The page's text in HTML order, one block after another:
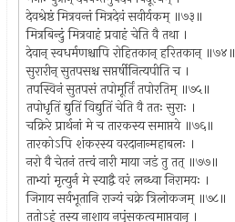
देवश्रेष्ठं मित्रवन्तं मित्रदेवं सवीर्यकम् ॥७३॥
मित्रबिन्दुं मित्रवाहं प्रवाहं चेति वै तथा ।
देवान् स्वधर्मणश्चापि रोहितकान् हरितकान् ॥७४॥
सुरारीन् सुतपसश्च सप्तर्षीनित्यपीति च ।
तपस्विनं सुतपसं तपोमूर्तिं तपोरतिम् ॥७५॥
तपोधृतिं द्युतिं विद्युतिं चेति वै ततः सुराः ।
चक्रिरे प्रार्थनां मे च तारकस्य समाप्तये ॥७६॥
तारकोऽपि शंकरस्य वरदानान्महाबलः ।
नरो वै चेतनं तत्त्वं नारी माया जडं तु तत् ॥७७॥
ताभ्यां मृत्युर्न मे स्याद्वै वरं लब्ध्वा निरामयः ।
जिगाय सर्वभूतानि राज्यं चक्रे त्रिलोकजम् ॥७८॥
ततोऽहं तस्य नाशाय नपुंसकत्वमाप्तवान् ।